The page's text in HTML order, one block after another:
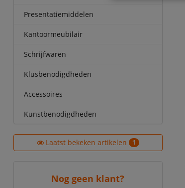
Presentatiemiddelen
Kantoormeubilair
Schrijfwaren
Klusbenodigdheden
Accessoires
Kunstbenodigdheden
Laatst bekeken artikelen 1
Nog geen klant?